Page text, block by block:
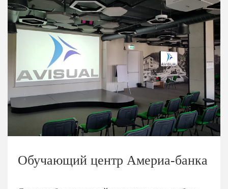
Обучающий центр Америа-банка